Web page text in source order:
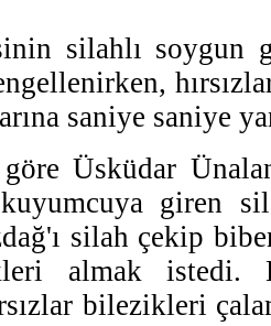
silahlı soygun
saniye saniye
Üsküdar
giren
silah çekip
almak istedi.
bilezikleri